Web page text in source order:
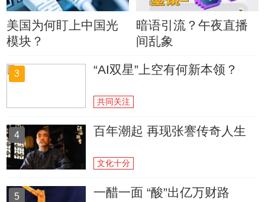
美国为何盯上中国光
模块？
暗语引流？午夜直播
间乱象
3 “AI双星”上空有何新本领？
共同关注
4 百年潮起 再现张謇传奇人生
文化十分
5 一醋一面 “酸”出亿万财路